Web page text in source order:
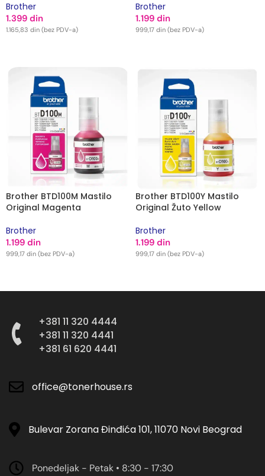
Brother
1.399 din
1.165,83 din (bez PDV-a)
Brother
1.199 din
999,17 din (bez PDV-a)
Brother BTD100M Mastilo
Original Magenta
Brother
1.199 din
999,17 din (bez PDV-a)
Brother BTD100Y Mastilo
Original Žuto Yellow
Brother
1.199 din
999,17 din (bez PDV-a)
+381 11 320 4444
+381 11 320 4441
+381 61 620 4441
office@tonerhouse.rs
Bulevar Zorana Đinđića 101, 11070 Novi Beograd
Ponedeljak - Petak • 8:30 - 17:30